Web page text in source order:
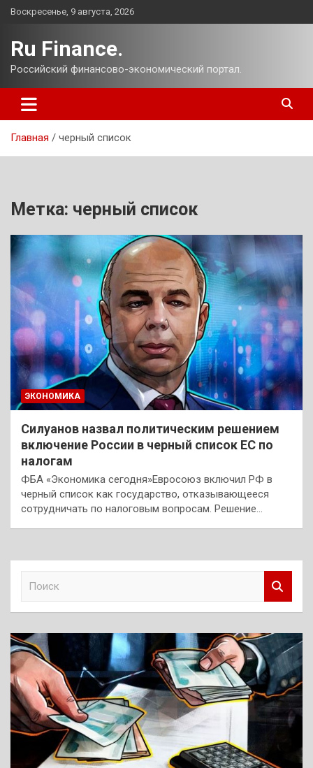
Перейти
Воскресенье, 9 августа, 2026
Ru Finance.
Российский финансово-экономический портал.
Главная черный список
Метка: черный список
ЭКОНОМИКА
Силуанов назвал политическим решением
включение России в черный список ЕС по
налогам
ФБА «Экономика сегодня»Евросоюз включил РФ в
черный список как государство, отказывающееся
сотрудничать по налоговым вопросам. Решение…
к